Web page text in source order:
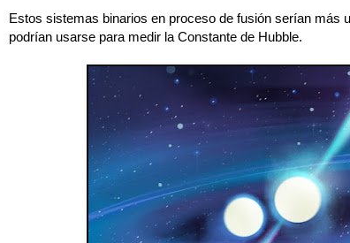
Estos sistemas binarios en proceso de fusión serían más
podrían usarse para medir la Constante de Hubble.